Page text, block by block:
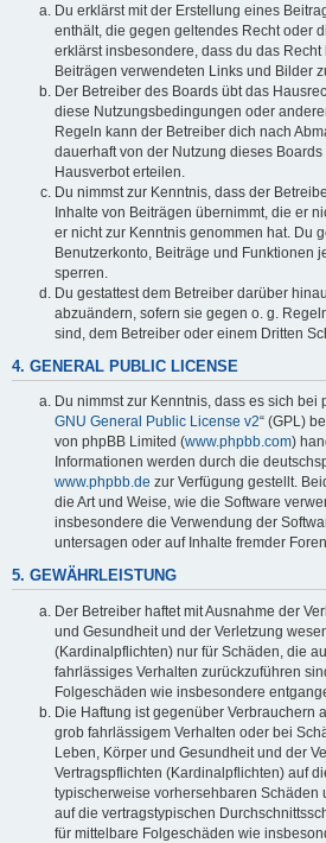
Du erklärst mit der Erstellung eines
enthält, die gegen geltendes Recht oder
erklärst insbesondere, dass du das
Beiträgen verwendeten Links und Bilder
Der Betreiber des Boards übt das
diese Nutzungsbedingungen oder
Regeln kann der Betreiber dich nach
dauerhaft von der Nutzung dieses
Hausverbot erteilen.
Du nimmst zur Kenntnis, dass der
Inhalte von Beiträgen übernimmt, die er
er nicht zur Kenntnis genommen hat. Du
Benutzerkonto, Beiträge und Funktionen
sperren.
Du gestattest dem Betreiber darüber
abzuändern, sofern sie gegen o. g.
sind, dem Betreiber oder einem Dritten
4. GENERAL PUBLIC LICENSE
Du nimmst zur Kenntnis, dass es sich bei
GNU General Public License v2“ (GPL)
von phpBB Limited (www.phpbb.com)
Informationen werden durch die
www.phpbb.de zur Verfügung gestellt.
die Art und Weise, wie die Software
insbesondere die Verwendung der
untersagen oder auf Inhalte fremder
5. GEWÄHRLEISTUNG
Der Betreiber haftet mit Ausnahme der
und Gesundheit und der Verletzung
(Kardinalpflichten) nur für Schäden, die
fahrlässiges Verhalten zurückzuführen
Folgeschäden wie insbesondere
Die Haftung ist gegenüber Verbrauchern
grob fahrlässigem Verhalten oder bei
Leben, Körper und Gesundheit und der
Vertragspflichten (Kardinalpflichten) auf
typischerweise vorhersehbaren Schäden
auf die vertragstypischen
für mittelbare Folgeschäden wie